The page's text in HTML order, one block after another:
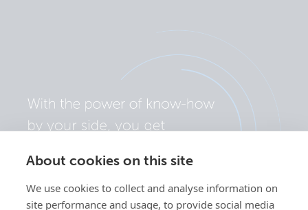
About cookies on this site
We use cookies to collect and analyse information on
site performance and usage, to provide social media